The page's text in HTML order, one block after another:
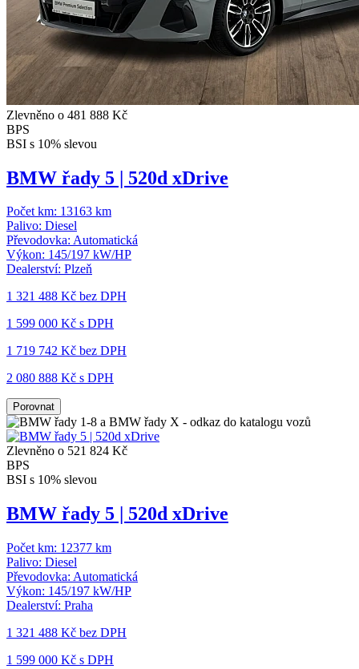
Zlevněno o 481 888 Kč
BPS
BSI s 10% slevou
BMW řady 5 | 520d xDrive
Počet km: 13163 km
Palivo: Diesel
Převodovka: Automatická
Výkon: 145/197 kW/HP
Dealerství: Plzeň
1 321 488 Kč bez DPH
1 599 000 Kč s DPH
1 719 742 Kč bez DPH
2 080 888 Kč s DPH
Porovnat
Zlevněno o 521 824 Kč
BPS
BSI s 10% slevou
BMW řady 5 | 520d xDrive
Počet km: 12377 km
Palivo: Diesel
Převodovka: Automatická
Výkon: 145/197 kW/HP
Dealerství: Praha
1 321 488 Kč bez DPH
1 599 000 Kč s DPH